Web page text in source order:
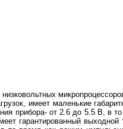
имеет маленькие
прибора- от 2.6 до 5.5 В, в
гарантированный